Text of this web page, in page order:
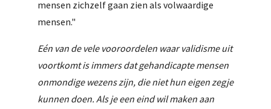
mensen zichzelf gaan zien als volwaardige
mensen."
Eén van de vele vooroordelen waar validisme uit
voortkomt is immers dat gehandicapte mensen
onmondige wezens zijn, die niet hun eigen zegje
kunnen doen. Als je een eind wil maken aan